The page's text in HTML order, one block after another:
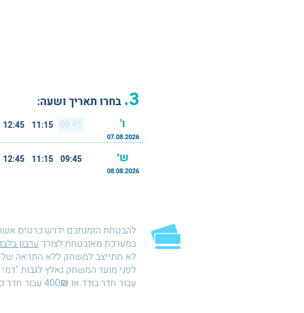
3. בחרו תאריך ושעה:
ו'
07.08.2026
09:45
11:15
12:45
ש׳
08.08.2026
09:45
11:15
12:45
להבטחת הזמנתכם ידרש כרטיס
במערכת מאובטחת לצורךערבון
עבור חדר בודד או 400₪ עבור חדר כפול.